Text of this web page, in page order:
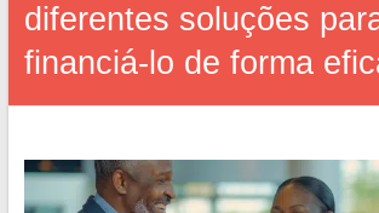
diferentes soluções
financiá-lo de forma